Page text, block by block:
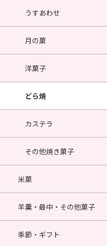
うすあわせ
月の菓
洋菓子
どら焼
カステラ
その他焼き菓子
米菓
羊羹・最中・その他菓子
季節・ギフト